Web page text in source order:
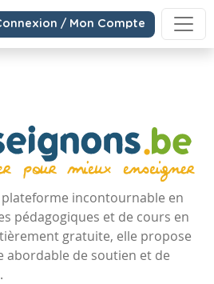
/ Mon Compte
plateforme incontournable en
pédagogiques et de cours en
gratuite, elle propose
abordable de soutien et de